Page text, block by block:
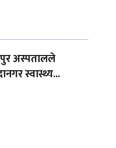
अस्पतालले
स्वास्थ्य...